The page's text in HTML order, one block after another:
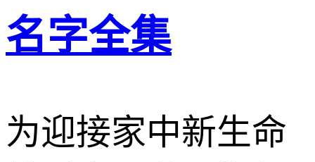
名字全集
为迎接家中新生命